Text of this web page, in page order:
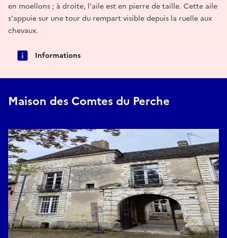
en moellons ; à droite, l'aile est en pierre de taille. Cette aile
s'appuie sur une tour du rempart visible depuis la ruelle aux
chevaux.
Informations
Maison des Comtes du Perche